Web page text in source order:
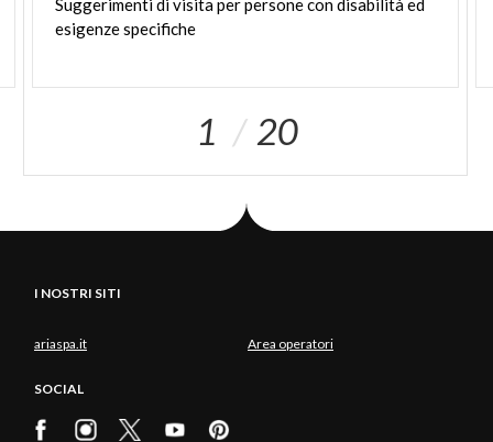
Suggerimentidivisitaperpersonecondisabilitàed
esigenzespecifiche
1 20
I NOSTRI SITI
ariaspa.it Area operatori
SOCIAL